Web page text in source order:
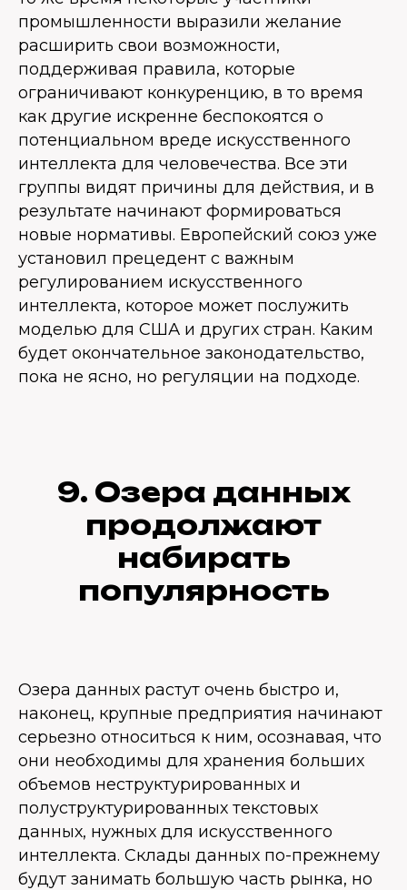
промышленности выразили желание
расширить свои возможности,
поддерживая правила, которые
ограничивают конкуренцию, в то время
как другие искренне беспокоятся о
потенциальном вреде искусственного
интеллекта для человечества. Все эти
группы видят причины для действия, и в
результате начинают формироваться
новые нормативы. Европейский союз уже
установил прецедент с важным
регулированием искусственного
интеллекта, которое может послужить
моделью для США и других стран. Каким
будет окончательное законодательство,
пока не ясно, но регуляции на подходе.
9. Озера данных
продолжают
набирать
популярность
Озера данных растут очень быстро и,
наконец, крупные предприятия начинают
серьезно относиться к ним, осознавая, что
они необходимы для хранения больших
объемов неструктурированных и
полуструктурированных текстовых
данных, нужных для искусственного
интеллекта. Склады данных по-прежнему
будут занимать большую часть рынка, но